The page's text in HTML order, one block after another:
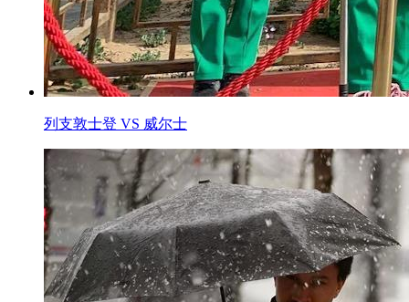
列支敦士登 VS 威尔士